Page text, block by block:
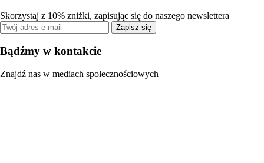
Skorzystaj z 10% zniżki, zapisując się do naszego newslettera
Zapisz się
Bądźmy w kontakcie
Znajdź nas w mediach społecznościowych